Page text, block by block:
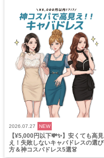
2026.07.27 NEW
【¥5,000円以下💸✨】安くても高見
え！失敗しないキャバドレスの選び
方＆神コスパドレス5選👗